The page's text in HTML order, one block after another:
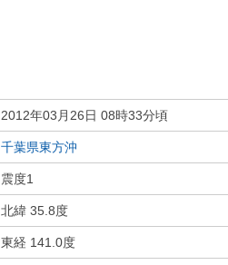
2012年03月26日 08時33分頃
千葉県東方沖
震度1
北緯 35.8度
東経 141.0度